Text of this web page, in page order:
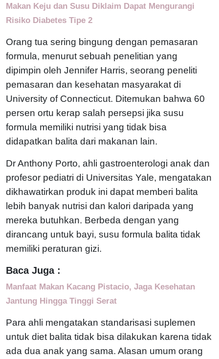
Makan Keju dan Susu Diklaim Dapat Mengurangi
Risiko Diabetes Tipe 2
Orang tua sering bingung dengan pemasaran
formula, menurut sebuah penelitian yang
dipimpin oleh Jennifer Harris, seorang peneliti
pemasaran dan kesehatan masyarakat di
University of Connecticut. Ditemukan bahwa 60
persen ortu kerap salah persepsi jika susu
formula memiliki nutrisi yang tidak bisa
didapatkan balita dari makanan lain.
Dr Anthony Porto, ahli gastroenterologi anak dan
profesor pediatri di Universitas Yale, mengatakan
dikhawatirkan produk ini dapat memberi balita
lebih banyak nutrisi dan kalori daripada yang
mereka butuhkan. Berbeda dengan yang
dirancang untuk bayi, susu formula balita tidak
memiliki peraturan gizi.
Baca Juga :
Manfaat Makan Kacang Pistacio, Jaga Kesehatan
Jantung Hingga Tinggi Serat
Para ahli mengatakan standarisasi suplemen
untuk diet balita tidak bisa dilakukan karena tidak
ada dua anak yang sama. Alasan umum orang